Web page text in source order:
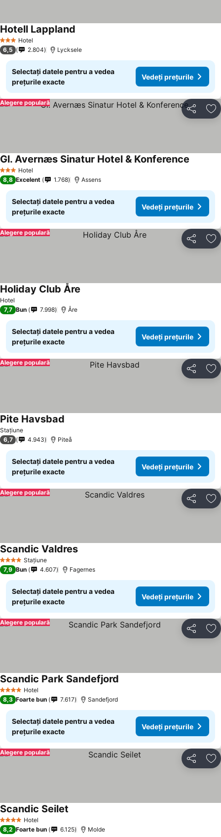
3 SteleHotel
Hotell Lappland
6,5 2.804 Lycksele
Selectați datele pentru a vedea
prețurile exacte
Vedeți prețurile
Distribuiți
Alegere populară
3 SteleHotel
Gl. Avernæs Sinatur Hotel & Konference
8,8 Excelent 1.768 Assens
Selectați datele pentru a vedea
prețurile exacte
Vedeți prețurile
Distribuiți
Alegere populară
Hotel
Holiday Club Åre
7,7 Bun 7.998 Åre
Selectați datele pentru a vedea
prețurile exacte
Vedeți prețurile
Distribuiți
Alegere populară
Stațiune
Pite Havsbad
6,7 4.943 Piteå
Selectați datele pentru a vedea
prețurile exacte
Vedeți prețurile
Distribuiți
Alegere populară
4 Stele Stațiune
Scandic Valdres
7,9 Bun 4.607 Fagernes
Selectați datele pentru a vedea
prețurile exacte
Vedeți prețurile
Distribuiți
Alegere populară
4 Stele Hotel
Scandic Park Sandefjord
8,3 Foarte bun 7.617 Sandefjord
Selectați datele pentru a vedea
prețurile exacte
Vedeți prețurile
Distribuiți
Alegere populară
4 Stele Hotel
Scandic Seilet
8,2 Foarte bun 6.125 Molde